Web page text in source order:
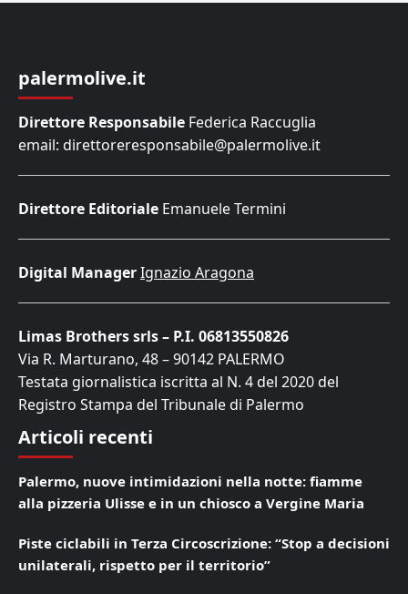
palermolive.it
Direttore Responsabile Federica Raccuglia
email: direttoreresponsabile@palermolive.it
Direttore Editoriale Emanuele Termini
Digital ManagerIgnazio Aragona
Limas Brothers srls – P.I. 06813550826
Via R. Marturano, 48 – 90142 PALERMO
Testata giornalistica iscritta al N. 4 del 2020 del
Registro Stampa del Tribunale di Palermo
Articoli recenti
Palermo, nuove intimidazioni nella notte: fiamme
alla pizzeria Ulisse e in un chiosco a Vergine Maria
Piste ciclabili in Terza Circoscrizione: “Stop a decisioni
unilaterali, rispetto per il territorio”